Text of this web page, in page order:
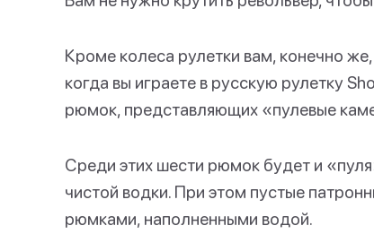
Кроме колеса рулетки вам, конечно
когда вы играете в русскую рулетку
рюмок, представляющих «пулевые
Среди этих шести рюмок будет и
чистой водки. При этом пустые
рюмками, наполненными водой.